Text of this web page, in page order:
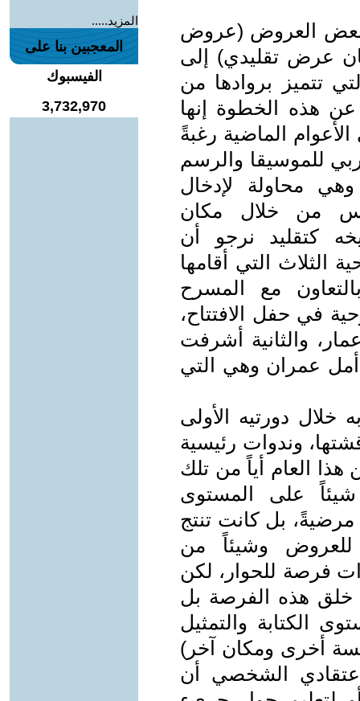
بعض العروض (عروض
عرض تقليدي) إلى
(5 مقاهٍ)، التي تتميز بروادها من
هذه الخطوة إنها
الماضية رغبةً
للموسيقا والرسم
محاولة لإدخال
من خلال مكان
كتقليد نرجو أن
الثلاث التي أقامها
مع المسرح
في حفل الافتتاح،
والثانية أشرفت
أمل عمران وهي التي
خلال دورتيه الأولى
وندوات رئيسية
العام أياً من تلك
شيئاً على المستوى
بل كانت تنتج
للعروض وشيئاً من
فرصة للحوار، لكن
خلق هذه الفرصة بل
والتمثيل
أخرى ومكان آخر)
الشخصي أن
المزيد.....
المعجبين بنا على
الفيسبوك
3,732,970